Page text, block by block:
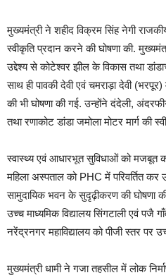
मुख्यमंत्री ने शहीद विक्रम सिंह नेगी
स्वीकृति प्रदान करने की घोषणा की.
उद्देश्य से कोटेश्वर झील के विकास तथा
साथ ही पावकी देवी एवं चमराड़ा देवी
की भी घोषणा की गई. उन्होंने दंदेली,
तथा रणाकोट डांडा जमोला मोटर मार्ग की
स्वास्थ्य एवं आधारभूत सुविधाओं को मजबूत
महिला अस्पताल को PHC में परिवर्तित
सामुदायिक भवन के सुदृढ़ीकरण की घोषणा
उच्च माध्यमिक विद्यालय सिंगटाली एवं
नरेंद्रनगर महाविद्यालय को पीजी स्तर पर
मुख्यमंत्री धामी ने गजा तहसील में लोक